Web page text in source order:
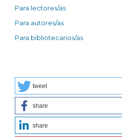
Para lectores/as
Para autores/as
Para bibliotecarios/as
tweet
share
share